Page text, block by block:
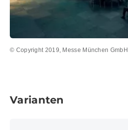
© Copyright 2019, Messe München GmbH
Varianten